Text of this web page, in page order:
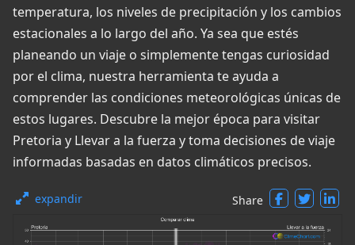
temperatura, los niveles de precipitación y los cambios
estacionales a lo largo del año. Ya sea que estés
planeando un viaje o simplemente tengas curiosidad
por el clima, nuestra herramienta te ayuda a
comprender las condiciones meteorológicas únicas de
estos lugares. Descubre la mejor época para visitar
Pretoria y Llevar a la fuerza y toma decisiones de viaje
informadas basadas en datos climáticos precisos.
expandir Share